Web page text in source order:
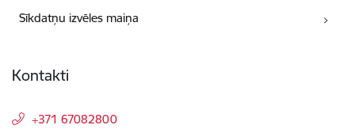
Sīkdatņu izvēles maiņa
Kontakti
+371 67082800